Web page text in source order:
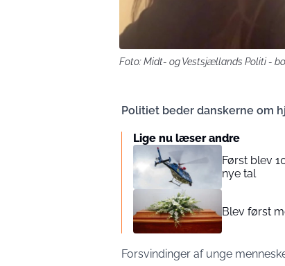
Foto: Midt- og Vestsjællands Politi -
Politiet beder danskerne om
Lige nu læser andre
Først blev
nye tal
Blev først
Forsvindinger af unge